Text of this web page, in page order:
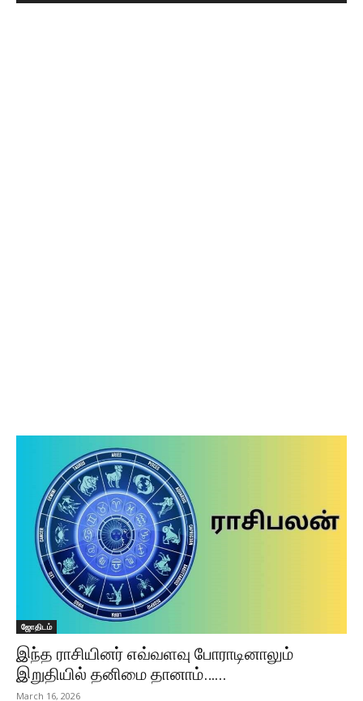
ஜோதிடம்
இந்த ராசியினர் எவ்வளவு போராடினாலும்
இறுதியில் தனிமை தானாம்…...
March 16, 2026